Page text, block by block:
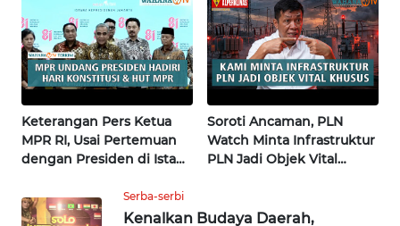
Keterangan Pers Ketua
MPR RI, Usai Pertemuan
dengan Presiden di Istana
Soroti Ancaman, PLN
Watch Minta Infrastruktur
PLN Jadi Objek Vital
Serba-serbi
Kenalkan Budaya Daerah,
WN
BALI
WN
KALBAR
WN